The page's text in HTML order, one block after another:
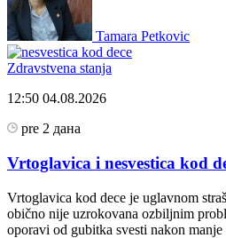
Tamara Petkovic
Zdravstvena stanja
12:50 04.08.2026
pre 2 дана
Vrtoglavica i nesvestica kod
Vrtoglavica kod dece je uglavnom
obično nije uzrokovana ozbiljnim
oporavi od gubitka svesti nakon